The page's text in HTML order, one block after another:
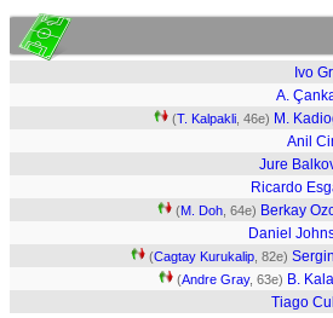
Ivo
A.
(T. Kalpakli , 46e) M.
Anil
Jure
Ricardo
(M. Doh , 64e) Berkay
Daniel
(Cagtay Kurukalip , 82e)
(Andre Gray, 63e) B.
Tiago